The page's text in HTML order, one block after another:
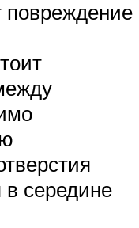
повреждение
в середине